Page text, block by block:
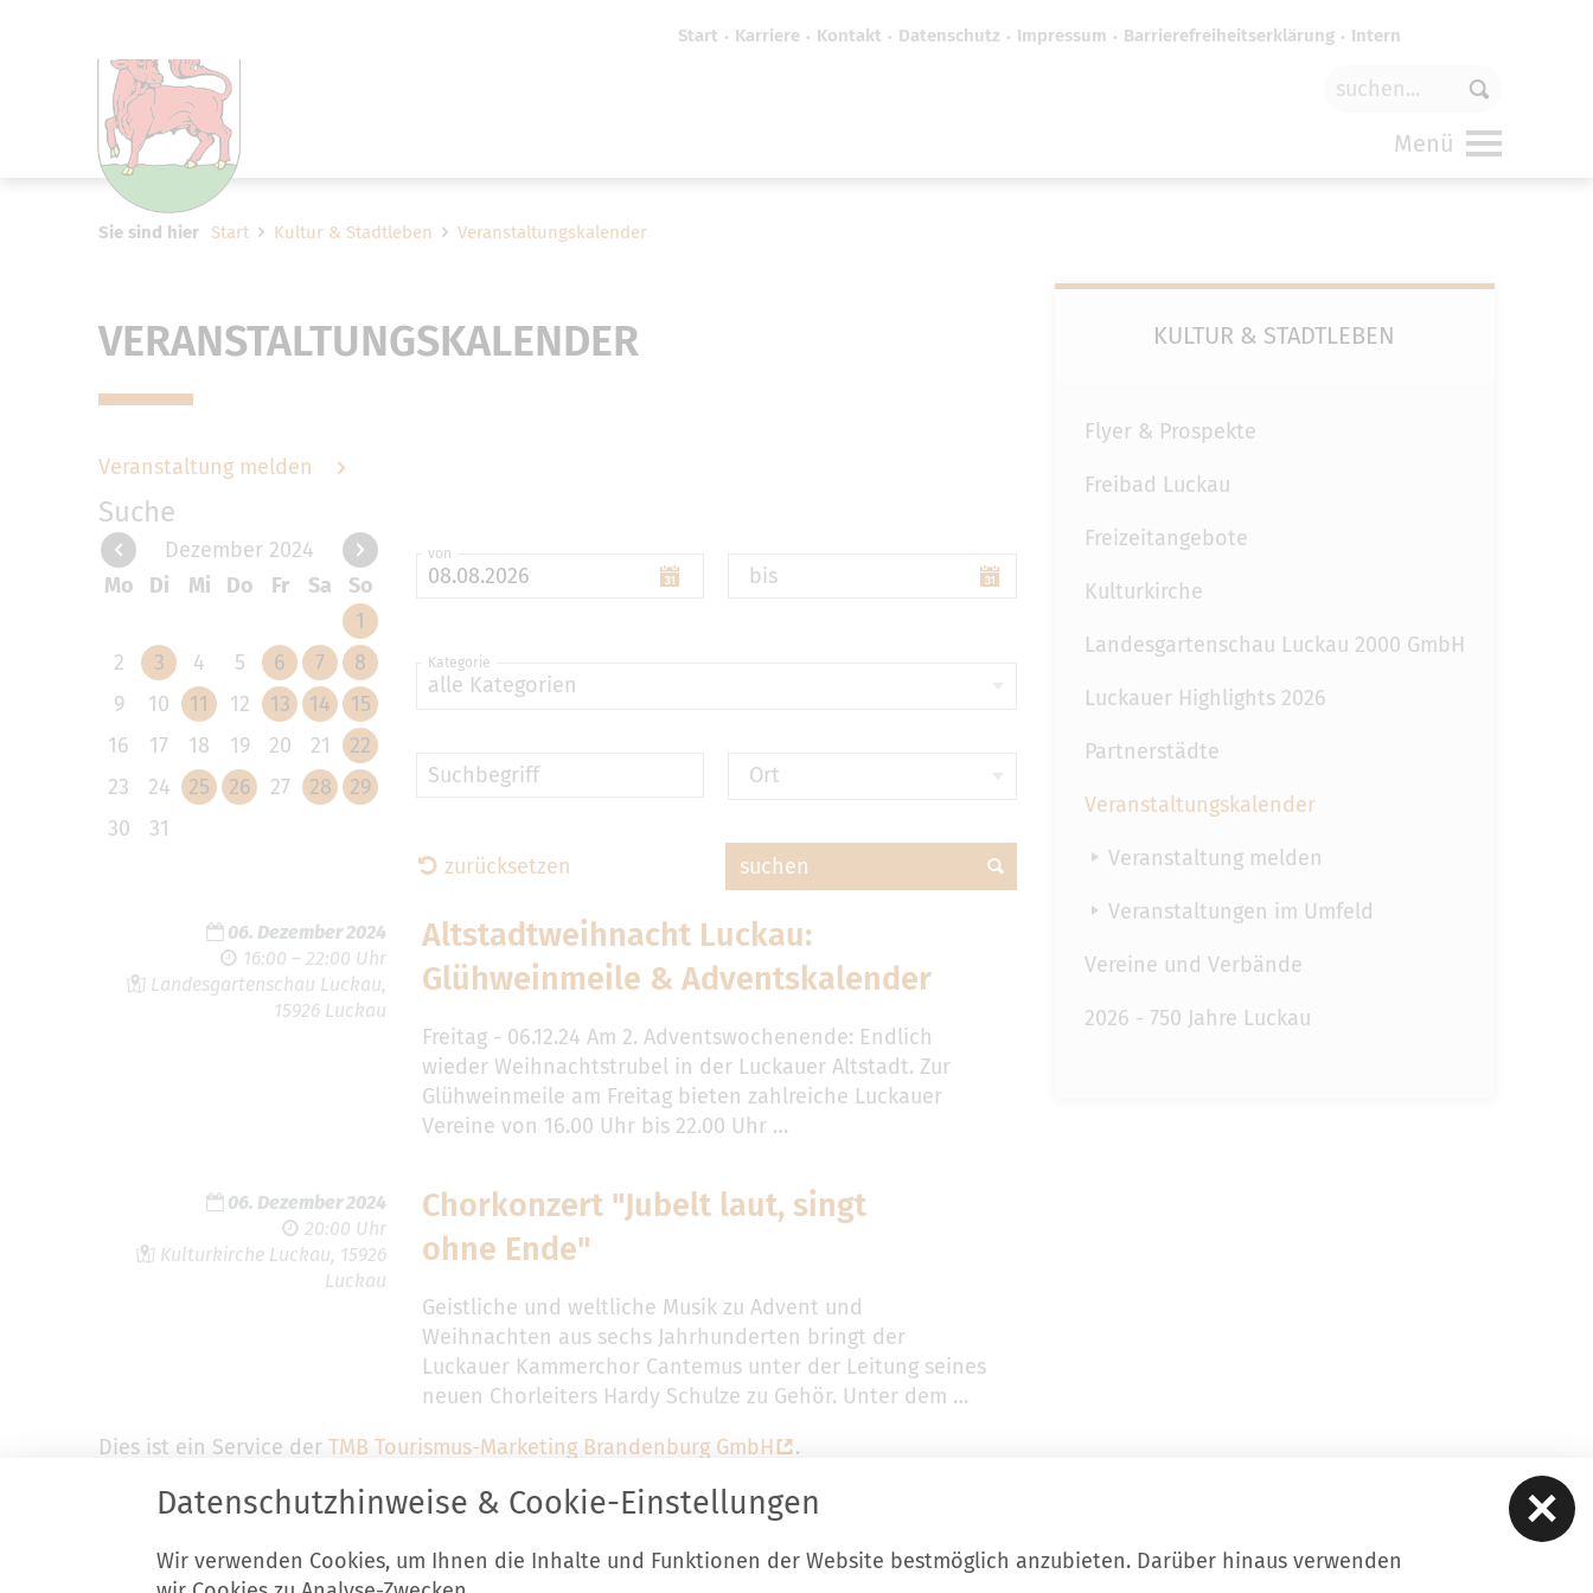
Start Karriere Kontakt Datenschutz Impressum Barrierefreiheitserklärung Intern
Menü
Sie sind hier Start Kultur & Stadtleben Veranstaltungskalender
VERANSTALTUNGSKALENDER
Veranstaltung melden
Suche
Dezember 2024
Mo
Di Mi Do Fr Sa
So
1
2
3 4 5 6 7
8
9
10 11 12 13 14
15
16
17 18 19 20 21
22
23
24 25 26 27 28
29
30
31
von
bis
alle Kategorien
Kategorie
Suchbegriff Ort
zurücksetzen suchen
06. Dezember 2024
16:00 – 22:00 Uhr
Landesgartenschau Luckau,
15926 Luckau
Altstadtweihnacht Luckau:
Glühweinmeile & Adventskalender
Freitag - 06.12.24 Am 2. Adventswochenende: Endlich
wieder Weihnachtstrubel in der Luckauer Altstadt. Zur
Glühweinmeile am Freitag bieten zahlreiche Luckauer
Vereine von 16.00 Uhr bis 22.00 Uhr …
06. Dezember 2024
20:00 Uhr
Kulturkirche Luckau, 15926
Luckau
Chorkonzert "Jubelt laut, singt
ohne Ende"
Geistliche und weltliche Musik zu Advent und
Weihnachten aus sechs Jahrhunderten bringt der
Luckauer Kammerchor Cantemus unter der Leitung seines
neuen Chorleiters Hardy Schulze zu Gehör. Unter dem …
Dies ist ein Service derTMB Tourismus-Marketing Brandenburg GmbH .
KULTUR & STADTLEBEN
Flyer & Prospekte
Freibad Luckau
Freizeitangebote
Kulturkirche
Landesgartenschau Luckau 2000 GmbH
Luckauer Highlights 2026
Partnerstädte
Veranstaltungskalender
Veranstaltung melden
Veranstaltungen im Umfeld
Vereine und Verbände
2026 - 750 Jahre Luckau
Stadt Luckau
Kontakt zur Stadt Luckau
Start Karriere Kontakt Datenschutz
Impressum
Datenschutzhinweise & Cookie-Einstellungen
Wir verwenden Cookies, um Ihnen die Inhalte und Funktionen der Website bestmöglich anzubieten. Darüber hinaus verwenden
in den